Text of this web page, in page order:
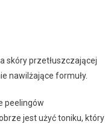
skóry przetłuszczającej
nawilżające formuły.
peelingów
jest użyć toniku, który